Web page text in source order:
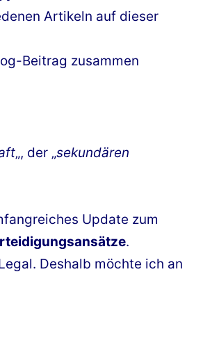
Artikeln auf dieser
Beitrag zusammen
„, der „sekundären
Update zum
.
Deshalb möchte ich an